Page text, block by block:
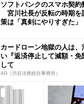
ソフトバンクのスマホ契約
宮川社長が反転の時期
策は「真剣にやりすぎた」
カードローン地獄の人は
い『返済停止して減額・
して
AD（渋谷法務総合事務所）